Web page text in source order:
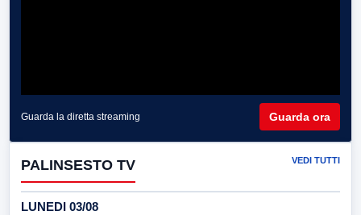
Guarda la diretta streaming Guarda ora
PALINSESTO TV VEDI TUTTI
LUNEDI 03/08